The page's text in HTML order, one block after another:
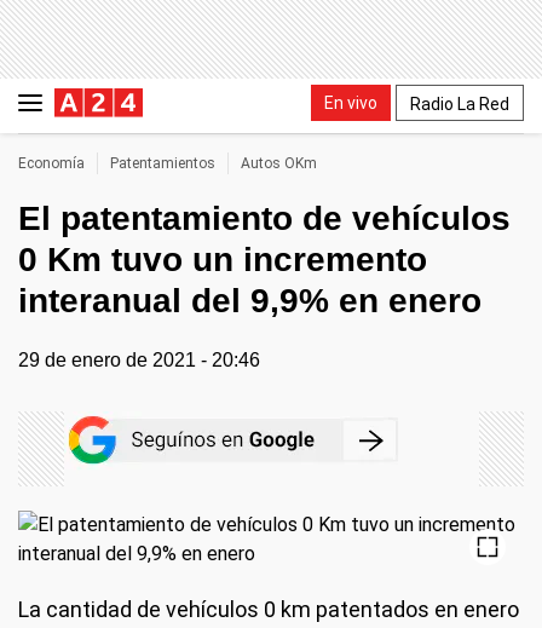
En vivo Radio La Red
Economía Patentamientos Autos OKm
El patentamiento de vehículos
0 Km tuvo un incremento
interanual del 9,9% en enero
29 de enero de 2021 - 20:46
La cantidad de vehículos 0 km patentados en enero